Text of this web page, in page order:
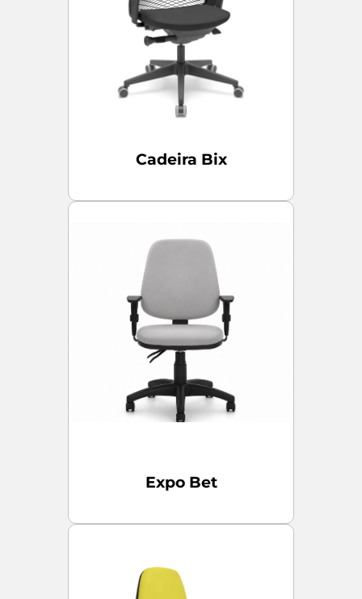
Cadeira Bix
Expo Bet